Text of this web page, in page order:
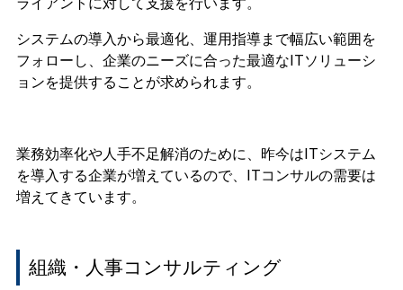
システムの導入から最適化、運用指導まで幅広い範囲を
フォローし、企業のニーズに合った最適なITソリューシ
ョンを提供することが求められます。
業務効率化や人手不足解消のために、昨今はITシステム
を導入する企業が増えているので、ITコンサルの需要は
増えてきています。
組織・人事コンサルティング